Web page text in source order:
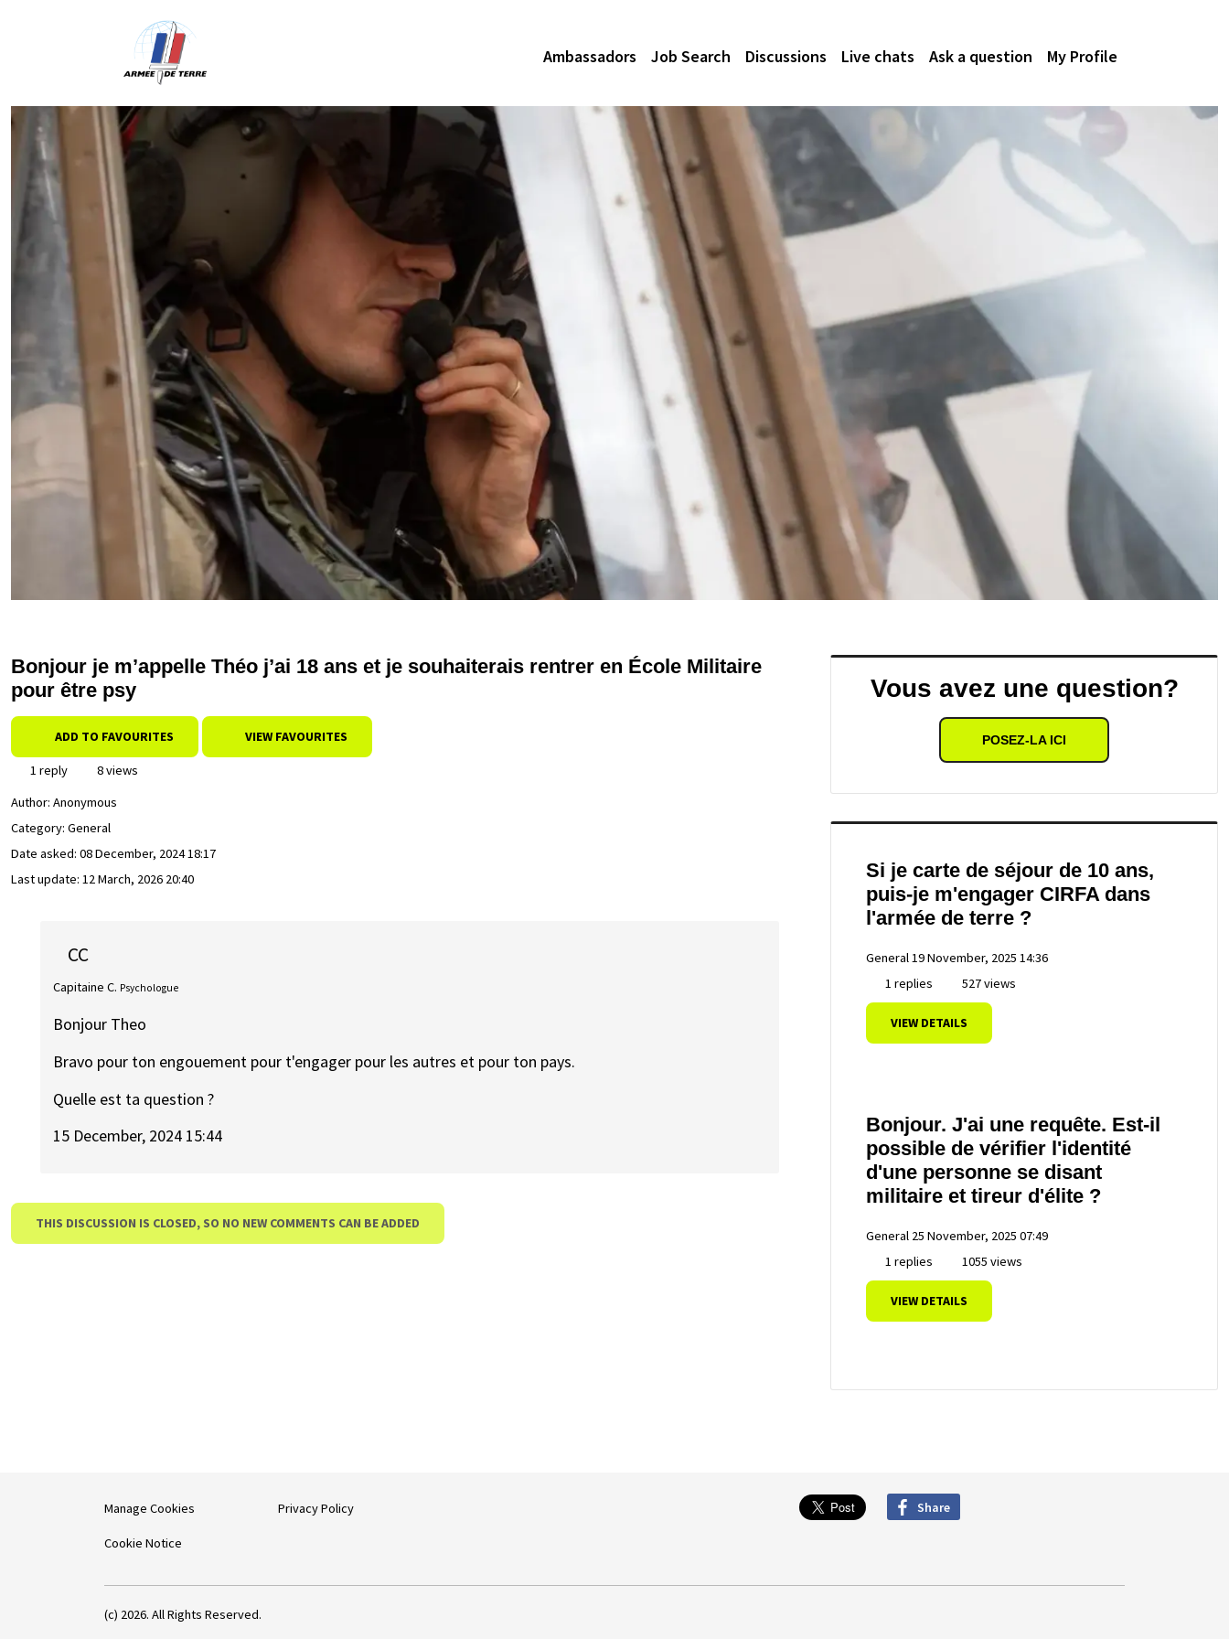
Ambassadors Job Search Discussions Live chats Ask a question My Profile
Bonjour je m’appelle Théo j’ai 18 ans et je souhaiterais rentrer en École Militaire
pour être psy
ADD TO FAVOURITES VIEW FAVOURITES
1 reply
8 views
Author: Anonymous
Category: General
Date asked: 08 December, 2024 18:17
Last update: 12 March, 2026 20:40
CC
Capitaine C. Psychologue
Bonjour Theo
Bravo pour ton engouement pour t'engager pour les autres et pour ton pays.
Quelle est ta question ?
15 December, 2024 15:44
THIS DISCUSSION IS CLOSED, SO NO NEW COMMENTS CAN BE ADDED
Vous avez une question?
POSEZ-LA ICI
Si je carte de séjour de 10 ans,
puis-je m'engager CIRFA dans
l'armée de terre ?
General19 November, 2025 14:36
1 replies
527 views
VIEW DETAILS
Bonjour. J'ai une requête. Est-il
possible de vérifier l'identité
d'une personne se disant
militaire et tireur d'élite ?
General 25 November, 2025 07:49
1 replies
1055 views
VIEW DETAILS
Manage Cookies
Cookie Notice
Privacy Policy Share
(c) 2026. All Rights Reserved.